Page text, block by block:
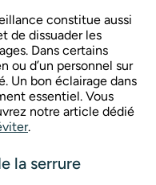
constitue aussi
de dissuader les
Dans certains
ou d’un personnel sur
Un bon éclairage dans
essentiel. Vous
notre article dédié
.
la serrure